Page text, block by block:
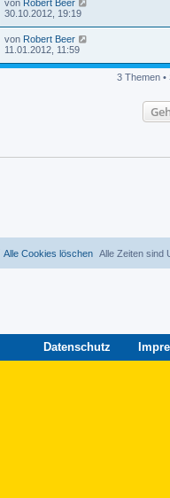
von Robert Beer
30.10.2012, 19:19
von Robert Beer
11.01.2012, 11:59
3 Themen •
Alle Zeiten sind
Alle Cookies löschen
Datenschutz